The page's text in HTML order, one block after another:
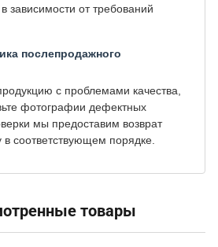
зависимости от требований
послепродажного
с проблемами качества,
фотографии дефектных
мы предоставим возврат
в соответствующем порядке.
товары‌